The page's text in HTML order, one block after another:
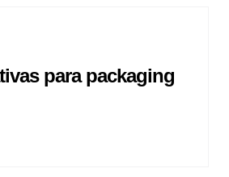
para packaging